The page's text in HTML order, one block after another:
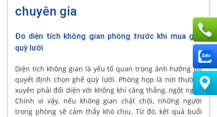
chuyên gia
Đo diện tích không gian phòng trước khi mua ghế
quỳ lưới
Diện tích không gian là yếu tố quan trọng ảnh hưởng tới
quyết định chọn ghế quỳ lưới. Phòng họp là nơi thường
xuyên phải đối diện với không khí căng thẳng, ngột ngạt.
Chính vì vậy, nếu không gian chật chội, những người
trong phòng sẽ cảm thấy khó chịu. Từ đó, kết quả buổi